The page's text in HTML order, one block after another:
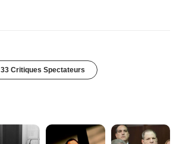
33 Critiques Spectateurs